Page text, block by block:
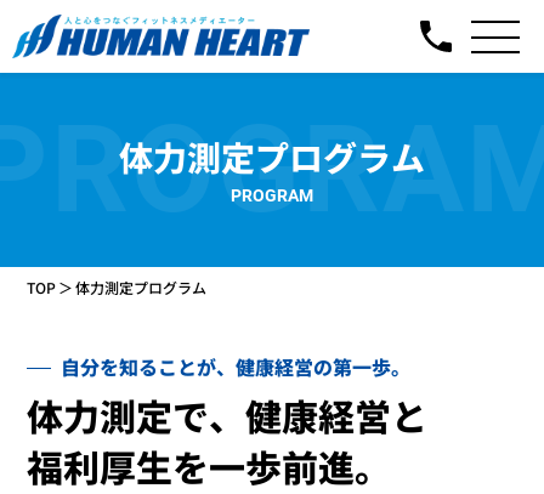
体力測定プログラム
PROGRAM
TOP 体力測定プログラム
自分を知ることが、健康経営の第一歩。
体力測定で、健康経営と
福利厚生を一歩前進。